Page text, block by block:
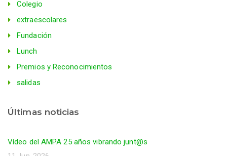
Colegio
extraescolares
Fundación
Lunch
Premios y Reconocimientos
salidas
Últimas noticias
Vídeo del AMPA 25 años vibrando junt@s